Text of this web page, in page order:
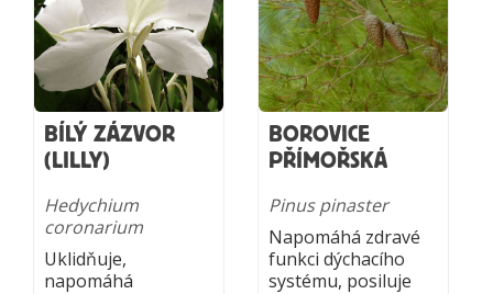
BÍLÝ ZÁZVOR
(LILLY)
Hedychium
coronarium
Uklidňuje,
napomáhá
BOROVICE
PŘÍMOŘSKÁ
Pinus pinaster
Napomáhá zdravé
funkci dýchacího
systému, posiluje